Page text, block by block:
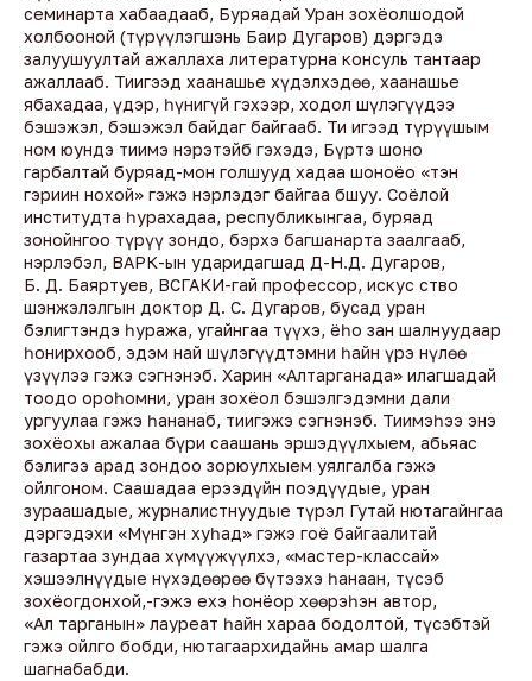
семинарта хабаадааб, Буряадай Уран зохёолшодой
холбооной (түрүүлэгшэнь Баир Дугаров) дэргэдэ
залуушуултай ажаллаха литературна консуль тантаар
ажаллааб. Тиигээд хаанашье хүдэлхэдөө, хаанашье
ябахадаа, үдэр, һүнигүй гэхээр, ходол шүлэгүүдээ
бэшэжэл, бэшэжэл байдаг байгааб. Ти игээд түрүүшым
ном юундэ тиимэ нэрэтэйб гэхэдэ, Бүртэ шоно
гарбалтай буряад-мон голшууд хадаа шоноёо «тэн
гэриин нохой» гэжэ нэрлэдэг байгаа бшуу. Соёлой
институдта һурахадаа, республикынгаа, буряад
зонойнгоо түрүү зондо, бэрхэ багшанарта заалгааб,
нэрлэбэл, ВАРК-ын ударидагшад Д-Н.Д. Дугаров,
Б. Д. Баяртуев, ВСГАКИ-гай профессор, искус ство
шэнжэлэлгын доктор Д. С. Дугаров, бусад уран
бэлигтэндэ һуража, угайнгаа түүхэ, ёһо зан шалнуудаар
һонирхооб, эдэм най шүлэгүүдтэмни һайн үрэ нүлөө
үзүүлээ гэжэ сэгнэнэб. Харин «Алтарганада» илагшадай
тоодо ороһомни, уран зохёол бэшэлгэдэмни дали
ургуулаа гэжэ һананаб, тиигэжэ сэгнэнэб. Тиимэһээ энэ
зохёохы ажалаа бүри саашань эршэдүүлхыем, абьяас
бэлигээ арад зондоо зорюулхыем уялгалба гэжэ
ойлгоном. Саашадаа ерээдүйн поэдүүдые, уран
зураашадые, журналистнуудые түрэл Гутай нютагайнгаа
дэргэдэхи «Мүнгэн хуһад» гэжэ гоё байгаалитай
газартаа зундаа хүмүүжүүлхэ, «мастер-классай»
хэшээлнүүдые нүхэдөөрөө бүтээхэ һанаан, түсэб
зохёогдонхой,-гэжэ ехэ һонёор хөөрэһэн автор,
«Ал тарганын» лауреат һайн хараа бодолтой, түсэбтэй
гэжэ ойлго бобди, нютагаархидайнь амар шалга
шагнабабди.